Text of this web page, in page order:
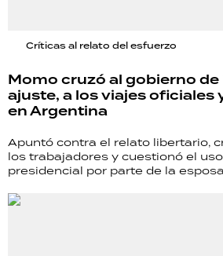
Críticas al relato del esfuerzo
Momo cruzó al gobierno de
ajuste, a los viajes oficiales
en Argentina
Apuntó contra el relato libertario,
los trabajadores y cuestionó el
presidencial por parte de la